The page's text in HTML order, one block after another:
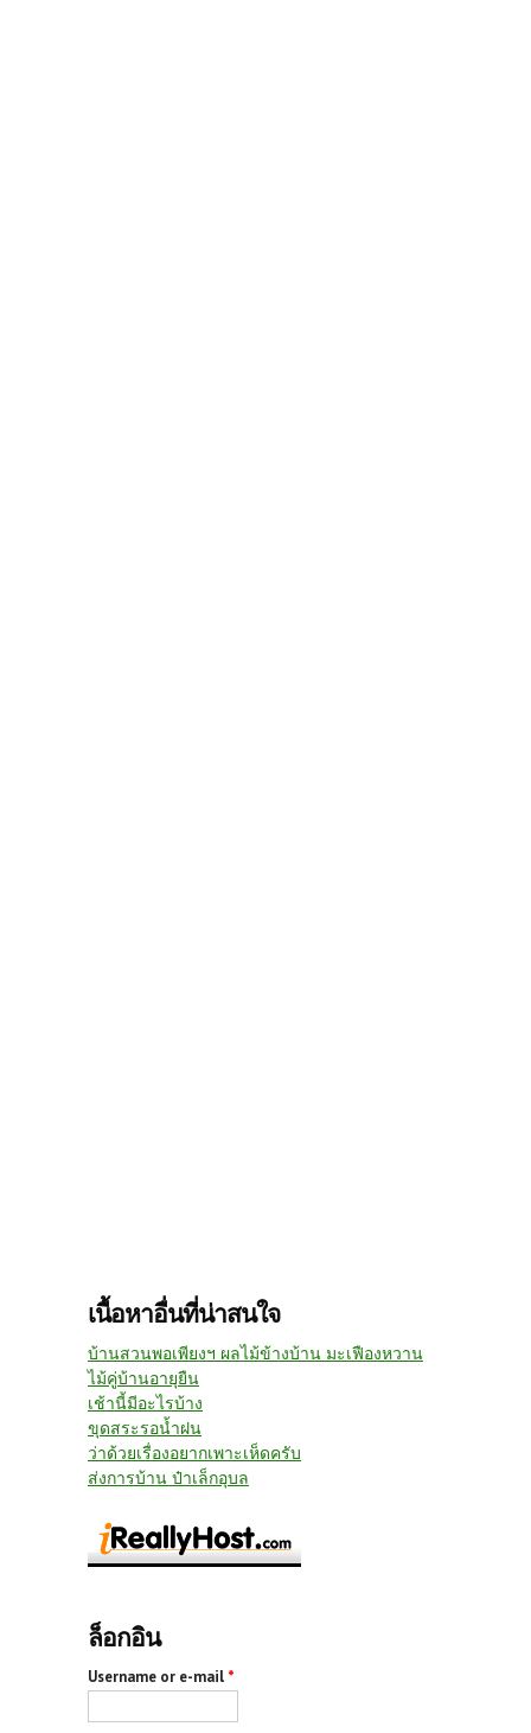
เนื้อหาอื่นที่น่าสนใจ
บ้านสวนพอเพียงฯ ผลไม้ข้างบ้าน มะเฟืองหวาน
ไม้คู่บ้านอายุยืน
เช้านี้มีอะไรบ้าง
ขุดสระรอน้ำฝน
ว่าด้วยเรื่องอยากเพาะเห็ดครับ
ส่งการบ้าน ป๋าเล็กอุบล
ล็อกอิน
Username or e-mail *